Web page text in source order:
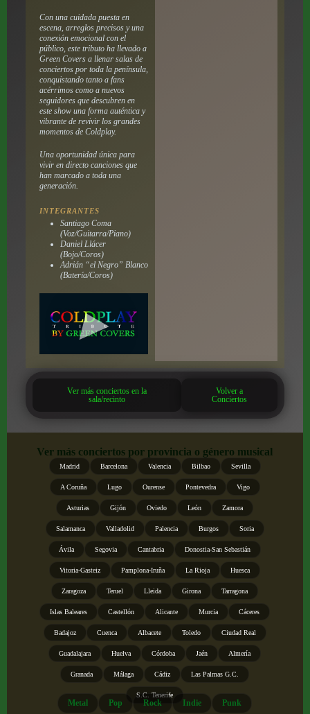
Con una cuidada puesta en
escena, arreglos precisos y una
conexión emocional con el
público, este tributo ha llevado a
Green Covers a llenar salas de
conciertos por toda la península,
conquistando tanto a fans
acérrimos como a nuevos
seguidores que descubren en
este show una forma auténtica y
vibrante de revivir los grandes
momentos de Coldplay.
Una oportunidad única para
vivir en directo canciones que
han marcado a toda una
generación.
INTEGRANTES
Santiago Coma
(Voz/Guitarra/Piano)
Daniel Llácer
(Bojo/Coros)
Adrián “el Negro” Blanco
(Batería/Coros)
Ver más conciertos en la
sala/recinto
Volver a
Conciertos
Ver más conciertos por provincia o género musical
Madrid Barcelona Valencia Bilbao Sevilla
A Coruña Lugo Ourense Pontevedra Vigo
Asturias Gijón Oviedo León Zamora
Salamanca Valladolid Palencia Burgos Soria
Ávila Segovia Cantabria Donostia-San Sebastián
Vitoria-Gasteiz Pamplona-Iruña La Rioja Huesca
Zaragoza Teruel Lleida Girona Tarragona
Islas Baleares Castellón Alicante Murcia Cáceres
Badajoz Cuenca Albacete Toledo Ciudad Real
Guadalajara Huelva Córdoba Jaén Almería
Granada Málaga Cádiz Las Palmas G.C.
S.C. Tenerife
Metal Pop Rock Indie Punk